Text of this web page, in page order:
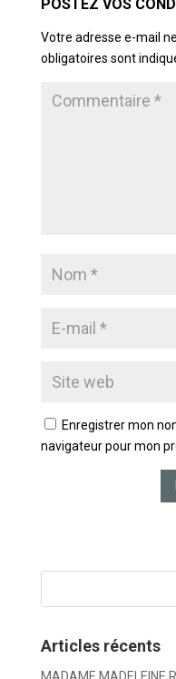
Votre adresse e-mail
obligatoires sont
Enregistrer mon
navigateur pour mon
Articles récents
MADAME MADELEINE